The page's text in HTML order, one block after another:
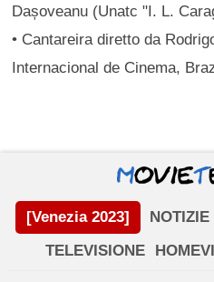
Dașoveanu (Unatc "I. L.
• Cantareira diretto da
Internacional de Cinema,
[Venezia 2023] NOTIZIE
TELEVISIONE